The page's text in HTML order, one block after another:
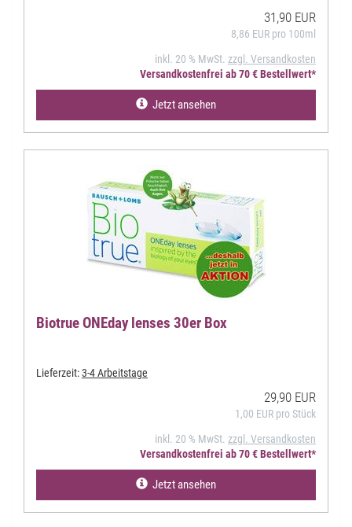
31,90 EUR
8,86 EUR pro 100ml
inkl. 20 % MwSt. zzgl. Versandkosten
Versandkostenfrei ab 70 € Bestellwert*
Jetzt ansehen
Biotrue ONEday lenses 30er Box
Lieferzeit:3-4 Arbeitstage
29,90 EUR
1,00 EUR pro Stück
inkl. 20 % MwSt. zzgl. Versandkosten
Versandkostenfrei ab 70 € Bestellwert*
Jetzt ansehen